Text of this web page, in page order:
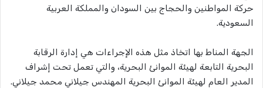
حركة المواطنين والحجاج بين السودان والمملكة العربية
السعودية.
الجهة المناط بها اتخاذ مثل هذه الإجراءات هي إدارة الرقابة
البحرية التابعة لهيئة الموانئ البحرية، والتي تعمل تحت إشراف
المدير العام لهيئة الموانئ البحرية المهندس جيلاني محمد جيلاني.